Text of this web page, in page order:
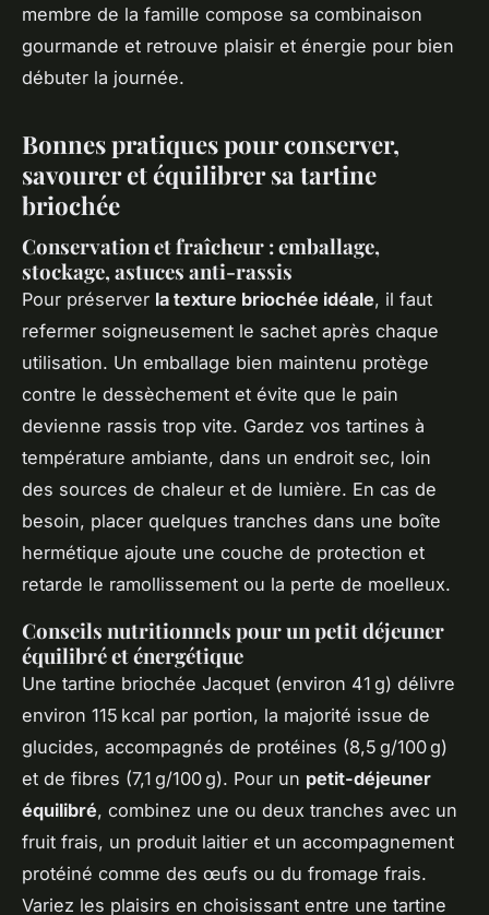
membre de la famille compose sa combinaison
gourmande et retrouve plaisir et énergie pour bien
débuter la journée.
Bonnes pratiques pour conserver,
savourer et équilibrer sa tartine
briochée
Conservation et fraîcheur : emballage,
stockage, astuces anti-rassis
Pour préserver la texture briochée idéale, il faut
refermer soigneusement le sachet après chaque
utilisation. Un emballage bien maintenu protège
contre le dessèchement et évite que le pain
devienne rassis trop vite. Gardez vos tartines à
température ambiante, dans un endroit sec, loin
des sources de chaleur et de lumière. En cas de
besoin, placer quelques tranches dans une boîte
hermétique ajoute une couche de protection et
retarde le ramollissement ou la perte de moelleux.
Conseils nutritionnels pour un petit déjeuner
équilibré et énergétique
Une tartine briochée Jacquet (environ 41 g) délivre
environ 115 kcal par portion, la majorité issue de
glucides, accompagnés de protéines (8,5 g/100 g)
et de fibres (7,1 g/100 g). Pour un petit-déjeuner
équilibré, combinez une ou deux tranches avec un
fruit frais, un produit laitier et un accompagnement
protéiné comme des œufs ou du fromage frais.
Variez les plaisirs en choisissant entre une tartine